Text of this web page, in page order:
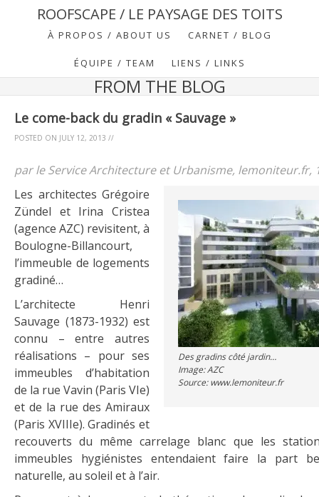
ROOFSCAPE / LE PAYSAGE DES TOITS
À PROPOS / ABOUT US CARNET / BLOG
ÉQUIPE / TEAM LIENS / LINKS
FROM THE BLOG
Le come-back du gradin « Sauvage »
POSTED ON JULY 12, 2013 //
par le Service Architecture et Urbanisme, lemoniteur.fr,
Des gradins côté jardin…
Image: AZC
Source: www.lemoniteur.fr
Les architectes Grégoire
Zündel et Irina Cristea
(agence AZC) revisitent, à
Boulogne-Billancourt,
l’immeuble de logements
gradiné…
L’architecte Henri
Sauvage (1873-1932) est
connu – entre autres
réalisations – pour ses
immeubles d’habitation
de la rue Vavin (Paris VIe)
et de la rue des Amiraux
(Paris XVIIIe). Gradinés et
recouverts du même carrelage blanc que les
immeubles hygiénistes entendaient faire la part
naturelle, au soleil et à l’air.